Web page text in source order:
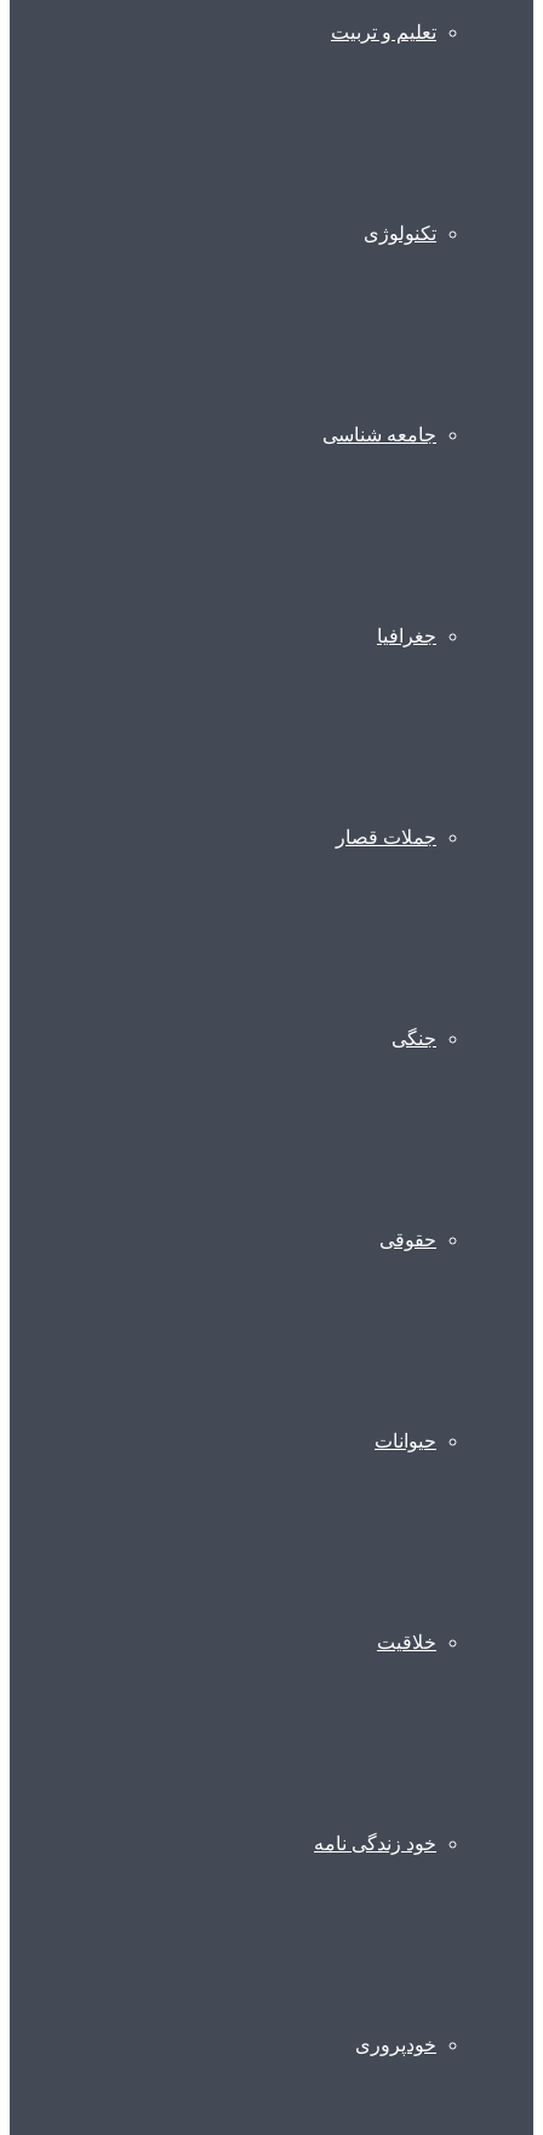
تعلیم و تربیت
تکنولوژی
جامعه شناسی
جغرافیا
جملات قصار
جنگی
حقوقی
حیوانات
خلاقیت
خود زندگی نامه
خودپروری